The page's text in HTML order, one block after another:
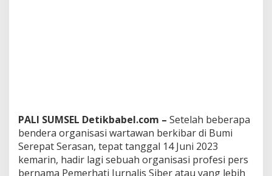
t
u
k
,
I
n
PALI SUMSEL Detikbabel.com – Setelah beberapa
bendera organisasi wartawan berkibar di Bumi
Serepat Serasan, tepat tanggal 14 Juni 2023
kemarin, hadir lagi sebuah organisasi profesi pers
bernama Pemerhati Jurnalis Siber atau yang lebih